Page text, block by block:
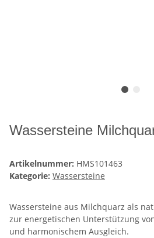
Wassersteine
Artikelnummer: HMS101463
Kategorie: Wassersteine
Wassersteine aus Milchquarz als
zur energetischen Unterstützung
und harmonischem Ausgleich.